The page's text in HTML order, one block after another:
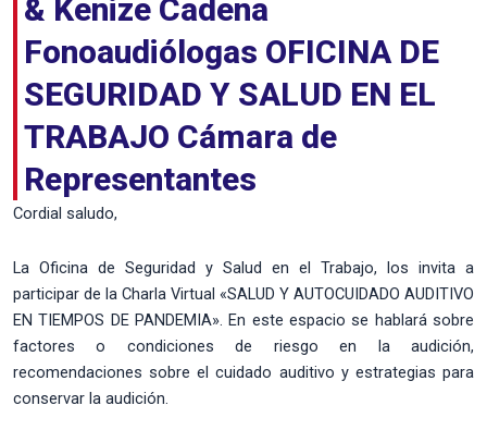
& Kenize Cadena
Fonoaudiólogas OFICINA DE
SEGURIDAD Y SALUD EN EL
TRABAJO Cámara de
Representantes
Cordial saludo,
La Oficina de Seguridad y Salud en el Trabajo, los invita a
participar de la Charla Virtual «SALUD Y AUTOCUIDADO AUDITIVO
EN TIEMPOS DE PANDEMIA». En este espacio se hablará sobre
factores o condiciones de riesgo en la audición,
recomendaciones sobre el cuidado auditivo y estrategias para
conservar la audición.